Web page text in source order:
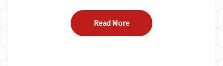
Read MoreRead More